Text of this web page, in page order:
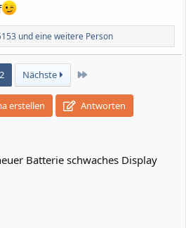
und eine weitere Person
Nächste Letzte
erstellen Antworten
Batterie schwaches Display